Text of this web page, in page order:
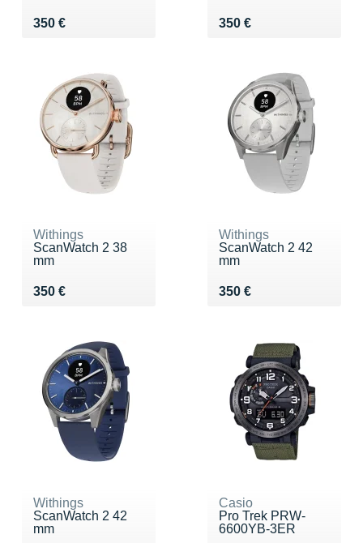
350 €
Vendu 350 € 350 €
Vendu 350 €
Withings
ScanWatch 2 38
mm
350 €
Vendu 350 €
Withings
ScanWatch 2 42
mm
350 €
Vendu 350 €
Withings
ScanWatch 2 42
mm
Casio
Pro Trek PRW-
6600YB-3ER